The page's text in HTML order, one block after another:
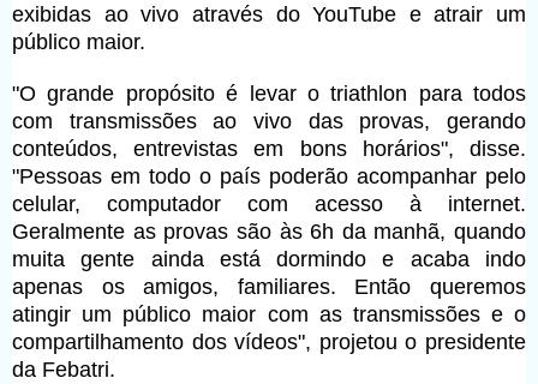
exibidas ao vivo através do YouTube e atrair um
público maior.
"O grande propósito é levar o triathlon para todos
com transmissões ao vivo das provas, gerando
conteúdos, entrevistas em bons horários", disse.
"Pessoas em todo o país poderão acompanhar pelo
celular, computador com acesso à internet.
Geralmente as provas são às 6h da manhã, quando
muita gente ainda está dormindo e acaba indo
apenas os amigos, familiares. Então queremos
atingir um público maior com as transmissões e o
compartilhamento dos vídeos", projetou o presidente
da Febatri.